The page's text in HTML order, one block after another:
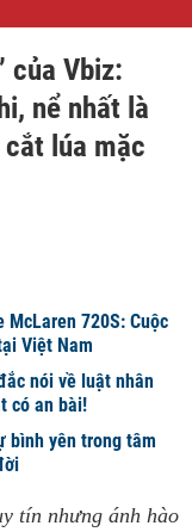
của Vbiz:
nể nhất là
cắt lúa mặc
720S: Cuộc
Việt Nam
nói về luật nhân
có an bài!
bình yên trong tâm
tín nhưng ánh hào